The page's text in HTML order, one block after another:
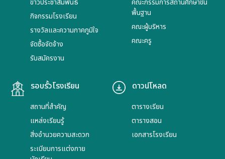
ข่าวประชาสัมพันธ์
กิจกรรมโรงเรียน
รางวัลและความภาคภูมิใจ
จัดซื้อจัดจ้าง
รับสมัครงาน
คณะกรรมการสถานศึกษาขั้น
พื้นฐาน
คณะผู้บริหาร
คณะครู
รอบรั้วโรงเรียน
สถานที่สำคัญ
แหล่งเรียนรู้
สิ่งอำนวยความสะดวก
ระเบียบการแต่งกาย
ดาวน์โหลด
ตารางเรียน
ตารางสอน
เอกสารโรงเรียน